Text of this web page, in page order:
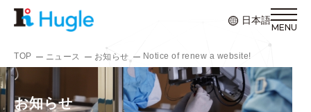
日本語
TOP ニュース お知らせ Notice of renew a website!
お知らせ